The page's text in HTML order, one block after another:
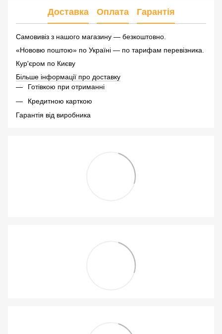
Доставка Оплата Гарантія
Самовивіз з нашого магазину — безкоштовно.
«Нововю поштою» по Україні — по тарифам перевізника.
Кур'єром по Києву
Більше інформації про доставку
Готівкою при отриманні
Кредитною карткою
Гарантія від виробника